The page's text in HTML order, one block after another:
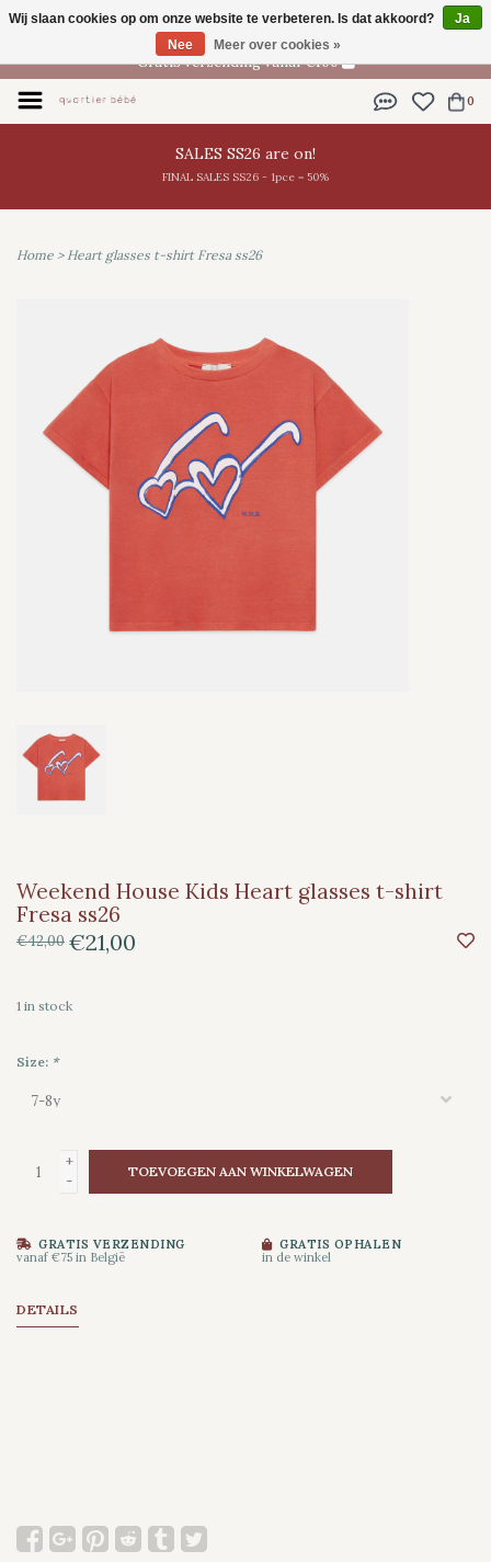
NL
Gratis verzending vanaf €100
0
SALES SS26 are on!
FINAL SALES SS26 - 1pce = 50%
Home > Heart glasses t-shirt Fresa ss26
Weekend House Kids Heart glasses t-shirt
Fresa ss26
€42,00 €21,00
1 in stock
Size: *
+
-
TOEVOEGEN AAN WINKELWAGEN
GRATIS VERZENDING
vanaf €75 in België
GRATIS OPHALEN
in de winkel
DETAILS
Wij slaan cookies op om onze website te verbeteren. Is dat akkoord?
Ja
Nee
Meer over cookies »